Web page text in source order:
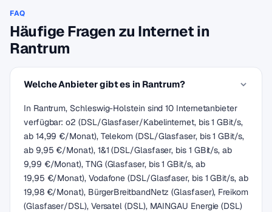
FAQ
Häufige Fragen zu Internet in
Rantrum
Welche Anbieter gibt es in Rantrum?
In Rantrum, Schleswig-Holstein sind 10 Internetanbieter
verfügbar: o2 (DSL/Glasfaser/Kabelinternet, bis 1 GBit/s,
ab 14,99 €/Monat), Telekom (DSL/Glasfaser, bis 1 GBit/s,
ab 9,95 €/Monat), 1&1 (DSL/Glasfaser, bis 1 GBit/s, ab
9,99 €/Monat), TNG (Glasfaser, bis 1 GBit/s, ab
19,95 €/Monat), Vodafone (DSL/Glasfaser, bis 1 GBit/s, ab
19,98 €/Monat), BürgerBreitbandNetz (Glasfaser), Freikom
(Glasfaser/DSL), Versatel (DSL), MAINGAU Energie (DSL)